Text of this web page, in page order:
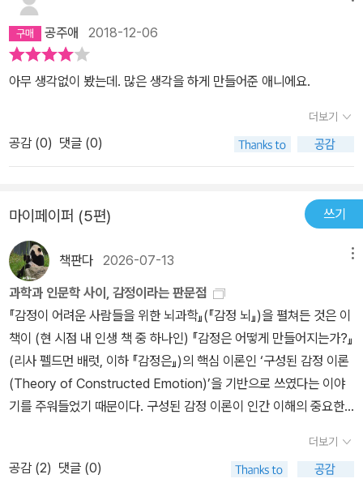
공주애 2018-12-06
아무 생각없이 봤는데. 많은 생각을 하게 만들어준 애니에요.
더보기
공감 (0) 댓글 (0)
마이페이퍼 (5편) 쓰기
책판다 2026-07-13
과학과 인문학 사이, 감정이라는 판문점
『감정이 어려운 사람들을 위한 뇌과학』(『감정 뇌』)을 펼쳐든 것은 이
책이 (현 시점 내 인생 책 중 하나인) 『감정은 어떻게 만들어지는가?』
(리사 펠드먼 배럿, 이하 『감정은』)의 핵심 이론인 ‘구성된 감정 이론
(Theory of Constructed Emotion)’을 기반으로 쓰였다는 이야
기를 주워들었기 때문이다. 구성된 감정 이론이 인간 이해의 중요한
음을 먹었더랬다. 하지만 조금은 당황스러운 반전이 있었으니, 『감정
뇌』가 내 짐작과 달리 배럿의 구성된 감정 이론을 지지하면서도 그것
더보기
공감 (2) 댓글 (0)